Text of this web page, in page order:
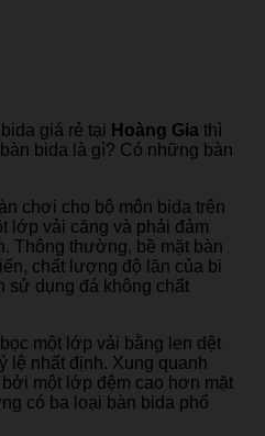
giá rẻ tại Hoàng Gia thì
bida là gì? Có những bàn
chơi cho bộ môn bida trên
lớp vải căng và phải đảm
Thông thường, bề mặt bàn
chất lượng độ lăn của bi
sử dụng đá không chất
một lớp vải bằng len dệt
lệ nhất định. Xung quanh
một lớp đệm cao hơn mặt
có ba loại bàn bida phổ